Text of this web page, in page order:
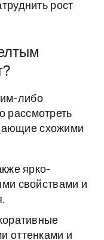
рост
либо
рассмотреть
схожими
ярко-
свойствами и
оттенками и